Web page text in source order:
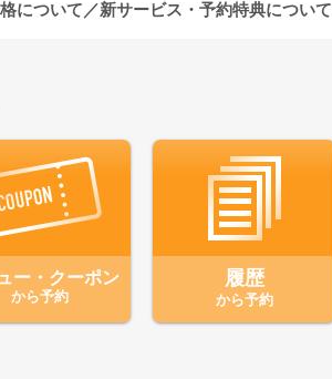
ついて／新サービス・予約特典について
ウォーター
利用頂いても一律330円の使い放題
途330円
ー・クーポン
から予約
履歴
から予約